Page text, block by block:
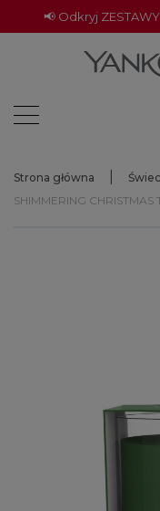
📢 Odkryj
Strona główna
SHIMMERING CHRISTMAS